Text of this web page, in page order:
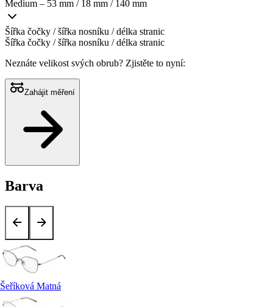
Medium – 53 mm / 18 mm / 140 mm
Šířka čočky / šířka nosníku / délka stranic
Šířka čočky / šířka nosníku / délka stranic
Neznáte velikost svých obrub? Zjistěte to nyní:
Zahájit měření
Barva
Šeříková Matná